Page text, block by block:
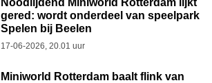
Noodlijdend Miniworld Rotterdam lijkt
gered: wordt onderdeel van speelpark
Spelen bij Beelen
17-06-2026, 20.01 uur
Miniworld Rotterdam baalt flink van